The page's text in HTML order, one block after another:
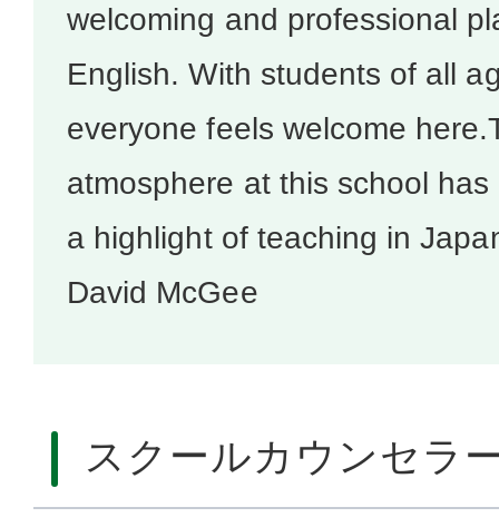
welcoming and professional
English. With students of all
everyone feels welcome
atmosphere at this school
a highlight of teaching in
David McGee
スクールカウンセラ